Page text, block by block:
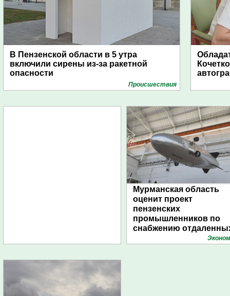
В Пензенской области в 5 утра
включили сирены из-за ракетной
опасности
Проиcшествия
Мурманская область
оценит проект
пензенских
промышленников по
снабжению
поселений с помощью